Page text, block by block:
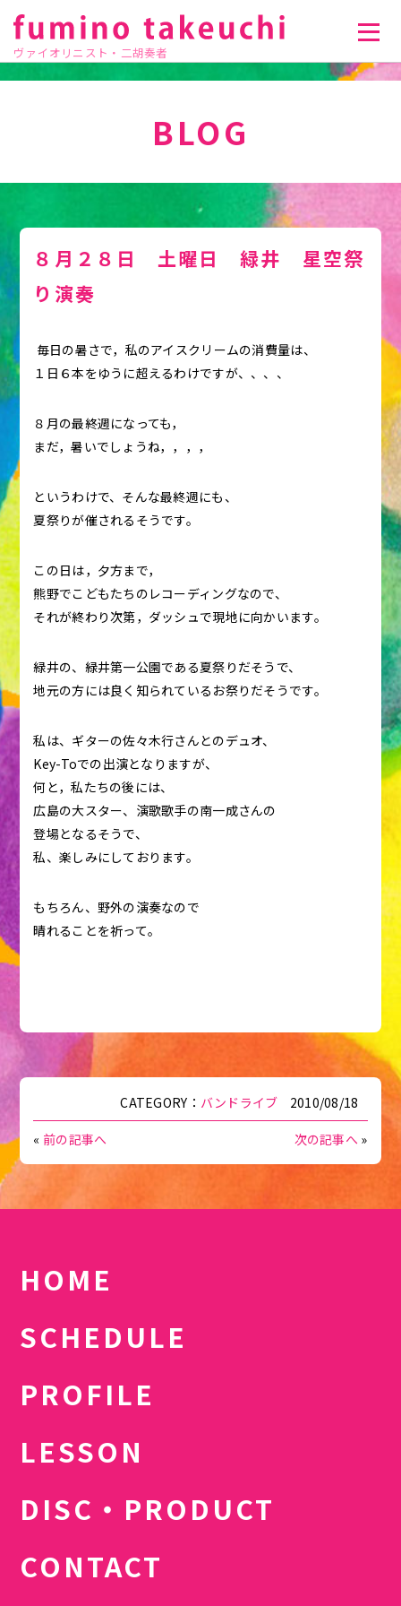
ヴァイオリニスト・二胡奏者
BLOG
８月２８日 土曜日 緑井 星空祭
り演奏
毎日の暑さで，私のアイスクリームの消費量は、
１日６本をゆうに超えるわけですが、、、、
８月の最終週になっても，
まだ，暑いでしょうね，，，，
というわけで、そんな最終週にも、
夏祭りが催されるそうです。
この日は，夕方まで，
熊野でこどもたちのレコーディングなので、
それが終わり次第，ダッシュで現地に向かいます。
緑井の、緑井第一公園である夏祭りだそうで、
地元の方には良く知られているお祭りだそうです。
私は、ギターの佐々木行さんとのデュオ、
Key-Toでの出演となりますが、
何と，私たちの後には、
広島の大スター、演歌歌手の南一成さんの
登場となるそうで、
私、楽しみにしております。
もちろん、野外の演奏なので
晴れることを祈って。
CATEGORY： バンドライブ 2010/08/18
« 前の記事へ 次の記事へ »
HOME
SCHEDULE
PROFILE
LESSON
DISC・PRODUCT
CONTACT